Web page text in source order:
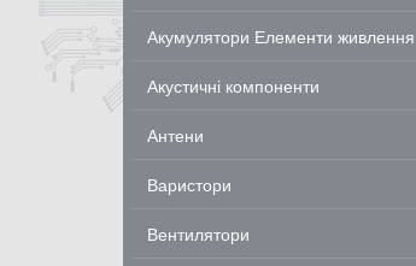
Акумулятори Елементи живлення
Акустичні компоненти
Антени
Варистори
Вентилятори